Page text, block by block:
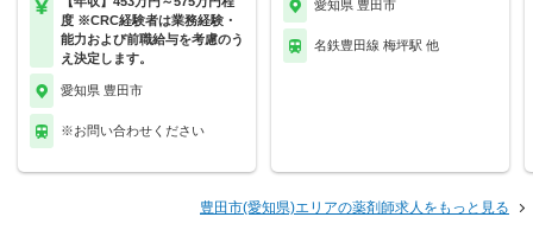
度 ※CRC経験者は業務経験・
能力および前職給与を考慮のう
え決定します。
愛知県 豊田市
※お問い合わせください
愛知県 豊田市
名鉄豊田線 梅坪駅 他
豊田市(愛知県)エリアの薬剤師求人をもっと見る